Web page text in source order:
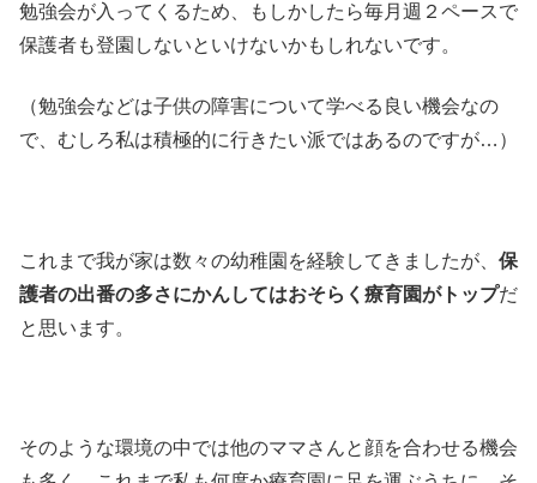
勉強会が入ってくるため、もしかしたら毎月週２ペースで
保護者も登園しないといけないかもしれないです。
（勉強会などは子供の障害について学べる良い機会なの
で、むしろ私は積極的に行きたい派ではあるのですが…）
これまで我が家は数々の幼稚園を経験してきましたが、 保
護者の出番の多さにかんしてはおそらく療育園がトップだ
と思います。
そのような環境の中では他のママさんと顔を合わせる機会